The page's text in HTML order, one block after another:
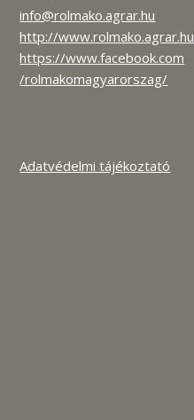
info@rolmako.agrar.hu
http://www.rolmako.agrar.hu
https://www.facebook.com
/rolmakomagyarorszag/
Adatvédelmi tájékoztató